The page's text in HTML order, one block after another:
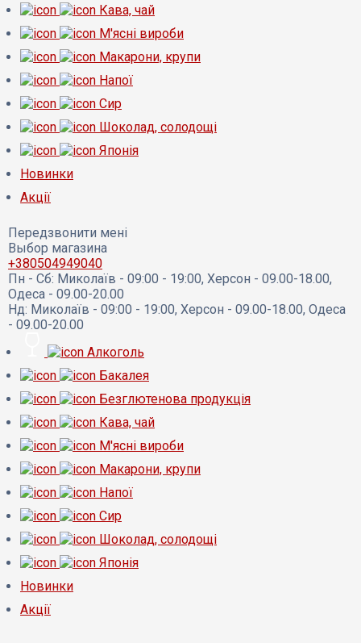
Кава, чай
М'ясні вироби
Макарони, крупи
Напої
Сир
Шоколад, солодощі
Японія
Новинки
Акції
Передзвонити мені
Выбор магазина
+380504949040
Пн - Сб: Миколаїв - 09:00 - 19:00, Херсон - 09.00-18.00,
Одеса - 09.00-20.00
Нд: Миколаїв - 09:00 - 19:00, Херсон - 09.00-18.00, Одеса
- 09.00-20.00
Алкоголь
Бакалея
Безглютенова продукція
Кава, чай
М'ясні вироби
Макарони, крупи
Напої
Сир
Шоколад, солодощі
Японія
Новинки
Акції